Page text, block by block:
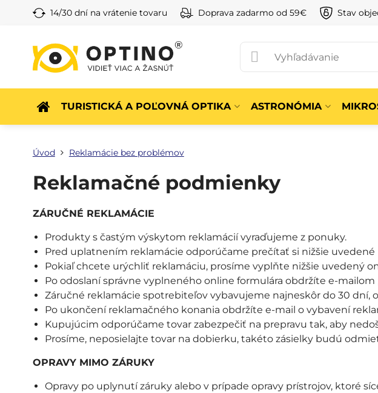
14/30 dní na vrátenie tovaru Doprava zadarmo od 59€ Stav
TURISTICKÁ A POĽOVNÁ OPTIKA ASTRONÓMIA
Úvod Reklamácie bez problémov
Reklamačné podmienky
ZÁRUČNÉ REKLAMÁCIE
Produkty s častým výskytom reklamácií vyraďujeme z ponuky.
Pred uplatnením reklamácie odporúčame prečítať si nižšie
Pokiaľ chcete urýchliť reklamáciu, prosíme vyplňte nižšie uvedený
Po odoslaní správne vyplneného online formulára obdržíte e-
Záručné reklamácie spotrebiteľov vybavujeme najneskôr do 30 dní,
Po ukončení reklamačného konania obdržíte e-mail o vybavení
Kupujúcim odporúčame tovar zabezpečiť na prepravu tak, aby
Prosíme, neposielajte tovar na dobierku, takéto zásielky budú
OPRAVY MIMO ZÁRUKY
Opravy po uplynutí záruky alebo v prípade opravy prístrojov, ktoré